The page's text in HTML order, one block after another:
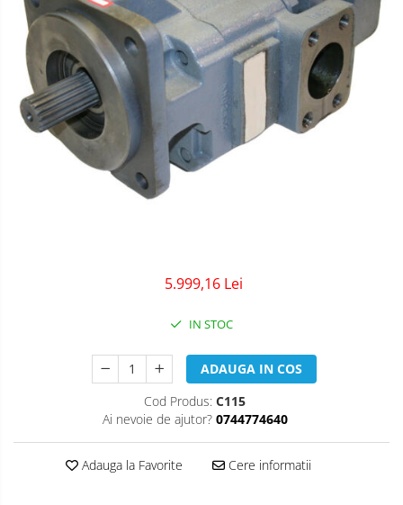
5.999,16 Lei
IN STOC
ADAUGA IN COS
Cod Produs: C115
Ai nevoie de ajutor? 0744774640
Adauga la Favorite Cere informatii